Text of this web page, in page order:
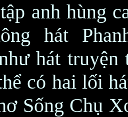
anh hùng
hát
hát
có hai lối
Sống Chụ